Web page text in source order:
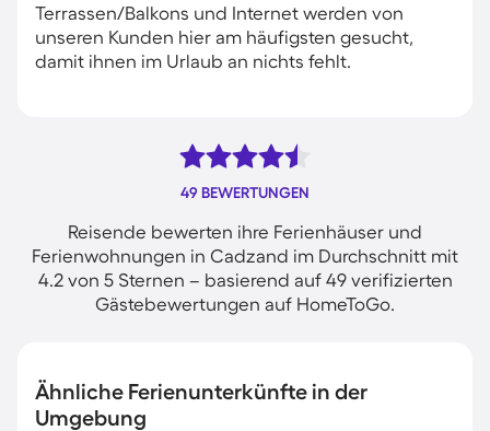
Terrassen/Balkons und Internet werden von
unseren Kunden hier am häufigsten gesucht,
damit ihnen im Urlaub an nichts fehlt.
49 BEWERTUNGEN
Reisende bewerten ihre Ferienhäuser und
Ferienwohnungen in Cadzand im Durchschnitt mit
4.2 von 5 Sternen – basierend auf 49 verifizierten
Gästebewertungen auf HomeToGo.
Ähnliche Ferienunterkünfte in der
Umgebung